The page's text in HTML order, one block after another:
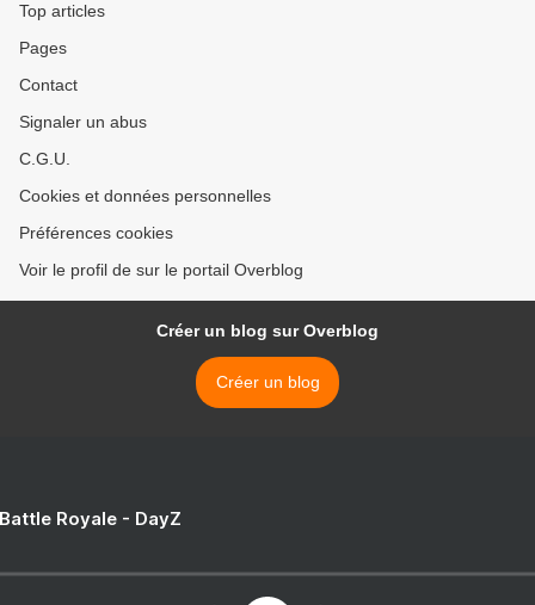
Top articles
Pages
Contact
Signaler un abus
C.G.U.
Cookies et données personnelles
Préférences cookies
Voir le profil de sur le portail Overblog
Créer un blog sur Overblog
Créer un blog
Royale - DayZ